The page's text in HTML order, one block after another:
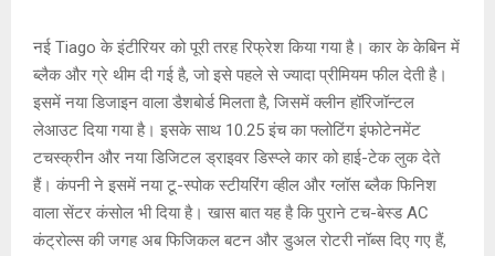
नई Tiago के इंटीरियर को पूरी तरह रिफ्रेश किया गया है। कार के केबिन में
ब्लैक और ग्रे थीम दी गई है, जो इसे पहले से ज्यादा प्रीमियम फील देती है।
इसमें नया डिजाइन वाला डैशबोर्ड मिलता है, जिसमें क्लीन हॉरिजॉन्टल
लेआउट दिया गया है। इसके साथ 10.25 इंच का फ्लोटिंग इंफोटेनमेंट
टचस्क्रीन और नया डिजिटल ड्राइवर डिस्प्ले कार को हाई-टेक लुक देते
हैं। कंपनी ने इसमें नया टू-स्पोक स्टीयरिंग व्हील और ग्लॉस ब्लैक फिनिश
वाला सेंटर कंसोल भी दिया है। खास बात यह है कि पुराने टच-बेस्ड AC
कंट्रोल्स की जगह अब फिजिकल बटन और डुअल रोटरी नॉब्स दिए गए हैं,